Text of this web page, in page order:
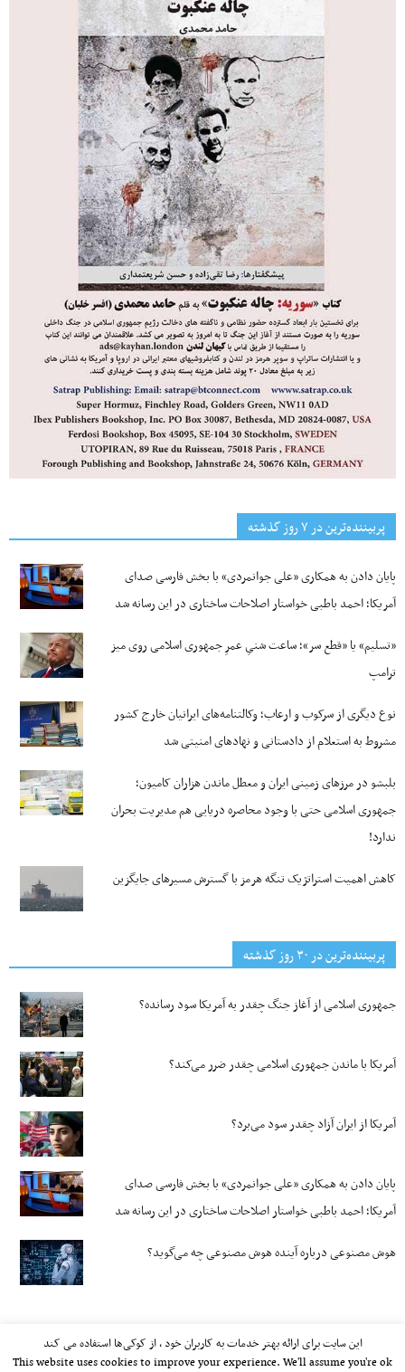
پربیننده‌ترین‌ در ۷ روز گذشته
پایان دادن به همکاری «علی جوانمردی» با بخش فارسی صدای
آمریکا؛ احمد باطبی خواستار اصلاحات ساختاری در این رسانه شد
«تسلیم» یا «قطع سر»؛ ساعت شنیِ عمرِ جمهوری اسلامی روی میز
ترامپ
نوع دیگری از سرکوب و ارعاب؛ وکالتنامه‌های ایرانیان خارج کشور
مشروط به استعلام از دادستانی و نهادهای امنیتی شد
بلبشو در مرزهای زمینی ایران و معطل ماندن هزاران کامیون؛
جمهوری اسلامی حتی با وجود محاصره دریایی هم مدیریت بحران
ندارد!
کاهش اهمیت استراتژیک تنگه‌ هرمز با گسترش مسیرهای جایگزین
پربیننده‌ترین‌ در ۳۰ روز گذشته
جمهوری اسلامی از آغاز جنگ چقدر به آمریکا سود رسانده؟
آمریکا با ماندن جمهوری اسلامی چقدر ضرر می‌کند؟
آمریکا از ایران آزاد چقدر سود می‌برد؟
پایان دادن به همکاری «علی جوانمردی» با بخش فارسی صدای
آمریکا؛ احمد باطبی خواستار اصلاحات ساختاری در این رسانه شد
هوش مصنوعی درباره آینده هوش مصنوعی چه می‌گوید؟
این سایت برای ارائه بهتر خدمات به کاربران خود ، از کوکی‌ها استفاده می کند
This website uses cookies to improve your experience. We'll assume you're ok